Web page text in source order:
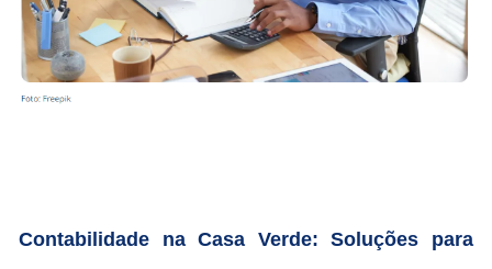
Contabilidade na Casa Verde: Soluções para